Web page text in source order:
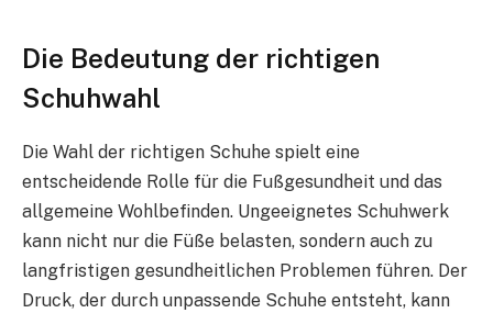
Die Bedeutung der richtigen
Schuhwahl
Die Wahl der richtigen Schuhe spielt eine
entscheidende Rolle für die Fußgesundheit und das
allgemeine Wohlbefinden. Ungeeignetes Schuhwerk
kann nicht nur die Füße belasten, sondern auch zu
langfristigen gesundheitlichen Problemen führen. Der
Druck, der durch unpassende Schuhe entsteht, kann